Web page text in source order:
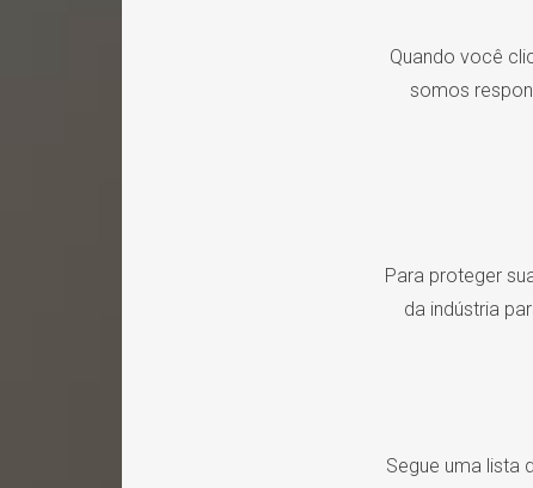
Quando você
somos
Para proteger
da indústria
Segue uma lista